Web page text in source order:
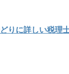
りに詳しい税理